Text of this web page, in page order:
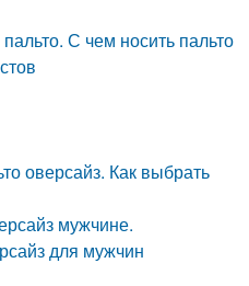
С чем носить пальто
оверсайз. Как выбрать
мужчине.
для мужчин